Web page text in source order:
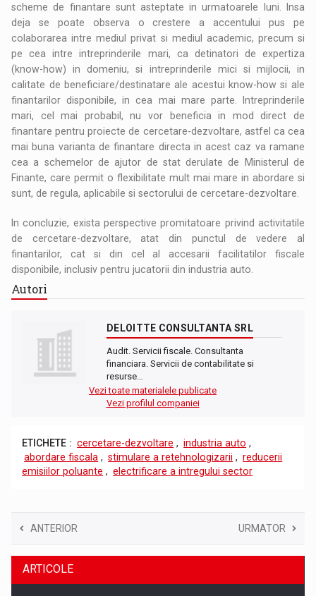
scheme de finantare sunt asteptate in urmatoarele luni. Insa
deja se poate observa o crestere a accentului pus pe
colaborarea intre mediul privat si mediul academic, precum si
pe cea intre intreprinderile mari, ca detinatori de expertiza
(know-how) in domeniu, si intreprinderile mici si mijlocii, in
calitate de beneficiare/destinatare ale acestui know-how si ale
finantarilor disponibile, in cea mai mare parte. Intreprinderile
mari, cel mai probabil, nu vor beneficia in mod direct de
finantare pentru proiecte de cercetare-dezvoltare, astfel ca cea
mai buna varianta de finantare directa in acest caz va ramane
cea a schemelor de ajutor de stat derulate de Ministerul de
Finante, care permit o flexibilitate mult mai mare in abordare si
sunt, de regula, aplicabile si sectorului de cercetare-dezvoltare.
In concluzie, exista perspective promitatoare privind activitatile
de cercetare-dezvoltare, atat din punctul de vedere al
finantarilor, cat si din cel al accesarii facilitatilor fiscale
disponibile, inclusiv pentru jucatorii din industria auto.
Autori
DELOITTE CONSULTANTA SRL
Audit. Servicii fiscale. Consultanta
financiara. Servicii de contabilitate si
resurse…
Vezi toate materialele publicate
Vezi profilul companiei
ETICHETE : cercetare-dezvoltare , industria auto ,
abordare fiscala , stimulare a retehnologizarii , reducerii
emisiilor poluante , electrificare a intregului sector
ANTERIOR URMATOR
ARTICOLE